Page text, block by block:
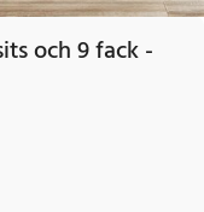
och 9 fack -